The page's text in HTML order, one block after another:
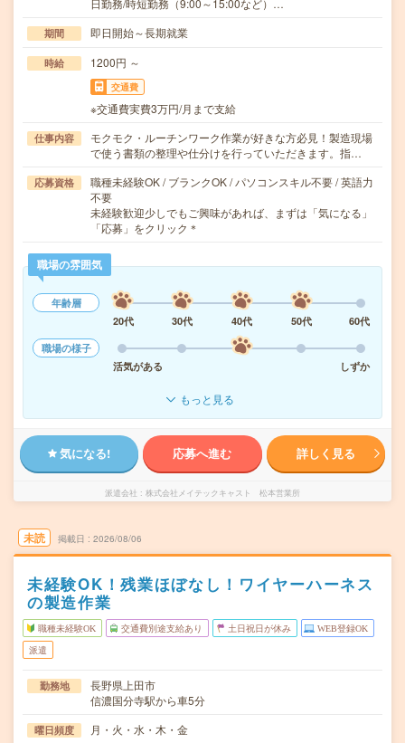
日勤務/時短勤務（9:00～15:00など）…
期間 即日開始～長期就業
時給 1200円 ～
交通費
※交通費実費3万円/月まで支給
仕事内容
モクモク・ルーチンワーク作業が好きな方必見！製造現場
で使う書類の整理や仕分けを行っていただきます。指…
応募資格
職種未経験OK / ブランクOK / パソコンスキル不要 / 英語力
不要
未経験歓迎少しでもご興味があれば、まずは「気になる」
「応募」をクリック＊
職場の雰囲気
年齢層
20代
30代 40代 50代
60代
職場の様子
活気がある
しずか
もっと見る
気になる! 応募へ進む 詳しく見る
派遣会社 株式会社メイテックキャスト 松本営業所
未読 掲載日 2026/08/06
未経験OK！残業ほぼなし！ワイヤーハーネス
の製造作業
職種未経験OK 交通費別途支給あり 土日祝日が休み WEB登録OK
派遣
勤務地
長野県上田市
信濃国分寺駅から車5分
曜日頻度 月・火・水・木・金